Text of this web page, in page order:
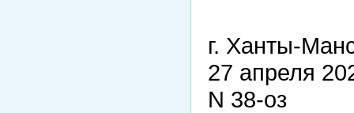
г. Ханты-
27 апреля
N 38-оз